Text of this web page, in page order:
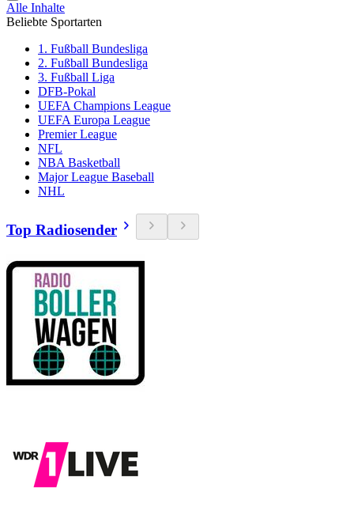
Alle Inhalte
Beliebte Sportarten
1. Fußball Bundesliga
2. Fußball Bundesliga
3. Fußball Liga
DFB-Pokal
UEFA Champions League
UEFA Europa League
Premier League
NFL
NBA Basketball
Major League Baseball
NHL
Top Radiosender